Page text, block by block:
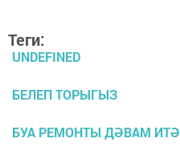
Теги:
UNDEFINED
БЕЛЕП ТОРЫГЫЗ
БУА РЕМОНТЫ ДӘВАМ ИТӘ